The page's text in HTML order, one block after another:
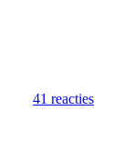
41 reacties